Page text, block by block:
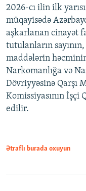
2026-cı ilin ilk
müqayisədə
aşkarlanan cinayət
tutulanların
maddələrin
Narkomanlığa və
Dövriyyəsinə Qarşı
Komissiyasının İşçi
edilir.
Ətraflı burada oxuyun